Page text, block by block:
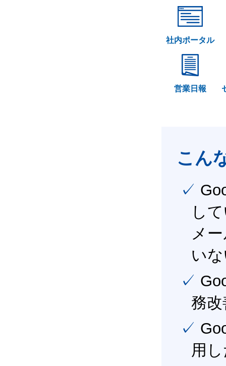
社内ポータル
営業日報
こん
✓ Google Workspace（旧G Suite） を社内で導入
し
メ
い
✓ Google Workspace（旧G Suite） を活用し、業
務
✓ Google Workspace（旧G Suite） を最大限に活
用